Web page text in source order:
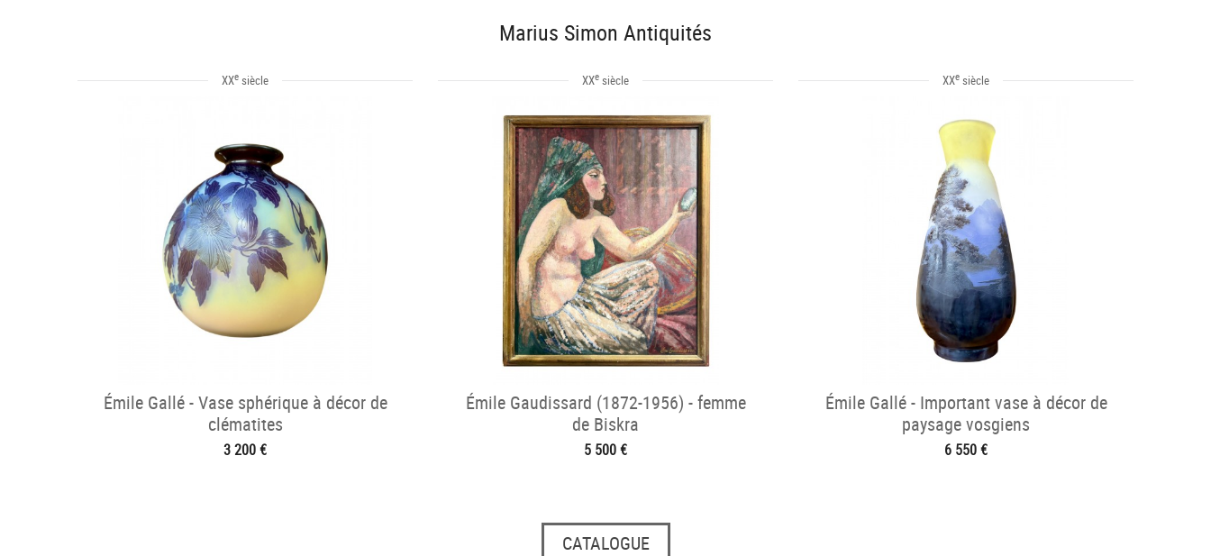
Marius Simon Antiquités
XXe siècle
Émile Gallé - Vase sphérique à décor de
clématites
3 200 €
XXe siècle
Émile Gaudissard (1872-1956) - femme
de Biskra
5 500 €
XXe siècle
Émile Gallé - Important vase à décor de
paysage vosgiens
6 550 €
CATALOGUE